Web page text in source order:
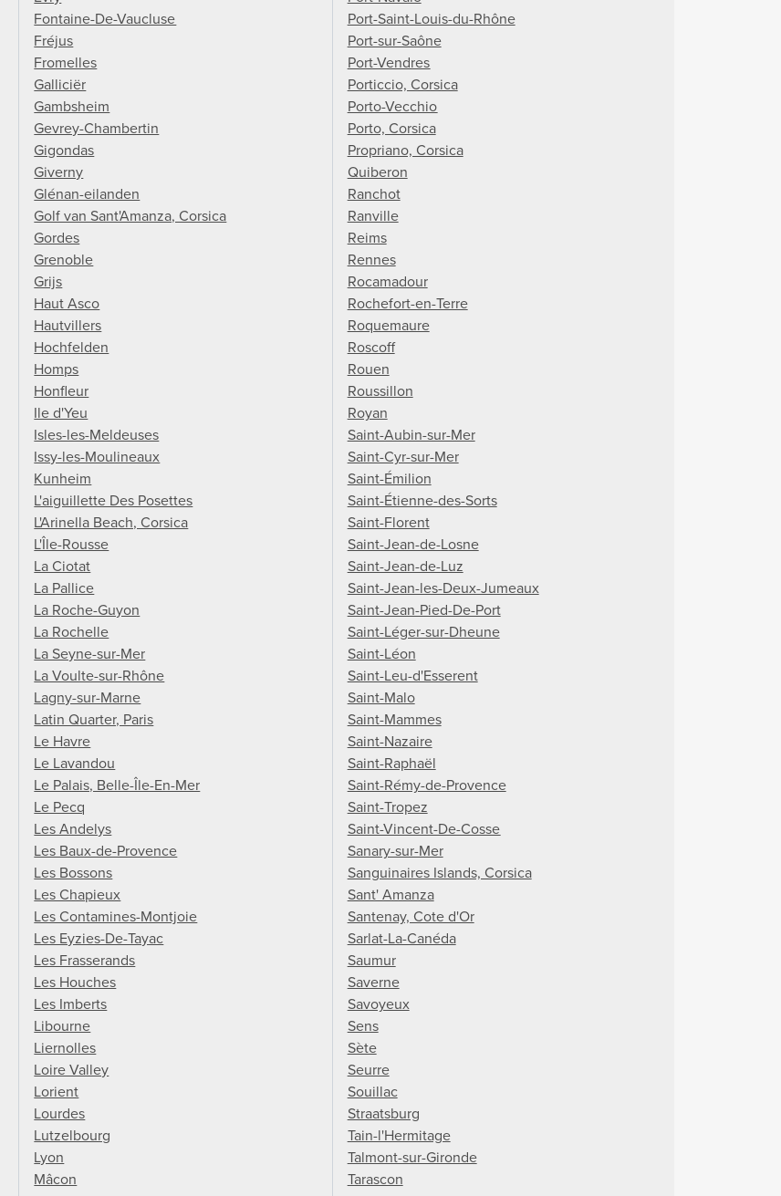
Fontaine-De-Vaucluse
Fréjus
Fromelles
Galliciër
Gambsheim
Gevrey-Chambertin
Gigondas
Giverny
Glénan-eilanden
Golf van Sant'Amanza, Corsica
Gordes
Grenoble
Grijs
Haut Asco
Hautvillers
Hochfelden
Homps
Honfleur
Ile d'Yeu
Isles-les-Meldeuses
Issy-les-Moulineaux
Kunheim
L'aiguillette Des Posettes
L'Arinella Beach, Corsica
L'Île-Rousse
La Ciotat
La Pallice
La Roche-Guyon
La Rochelle
La Seyne-sur-Mer
La Voulte-sur-Rhône
Lagny-sur-Marne
Latin Quarter, Paris
Le Havre
Le Lavandou
Le Palais, Belle-Île-En-Mer
Le Pecq
Les Andelys
Les Baux-de-Provence
Les Bossons
Les Chapieux
Les Contamines-Montjoie
Les Eyzies-De-Tayac
Les Frasserands
Les Houches
Les Imberts
Libourne
Liernolles
Loire Valley
Lorient
Lourdes
Lutzelbourg
Lyon
Mâcon
Port-Saint-Louis-du-Rhône
Port-sur-Saône
Port-Vendres
Porticcio, Corsica
Porto-Vecchio
Porto, Corsica
Propriano, Corsica
Quiberon
Ranchot
Ranville
Reims
Rennes
Rocamadour
Rochefort-en-Terre
Roquemaure
Roscoff
Rouen
Roussillon
Royan
Saint-Aubin-sur-Mer
Saint-Cyr-sur-Mer
Saint-Émilion
Saint-Étienne-des-Sorts
Saint-Florent
Saint-Jean-de-Losne
Saint-Jean-de-Luz
Saint-Jean-les-Deux-Jumeaux
Saint-Jean-Pied-De-Port
Saint-Léger-sur-Dheune
Saint-Léon
Saint-Leu-d'Esserent
Saint-Malo
Saint-Mammes
Saint-Nazaire
Saint-Raphaël
Saint-Rémy-de-Provence
Saint-Tropez
Saint-Vincent-De-Cosse
Sanary-sur-Mer
Sanguinaires Islands, Corsica
Sant' Amanza
Santenay, Cote d'Or
Sarlat-La-Canéda
Saumur
Saverne
Savoyeux
Sens
Sète
Seurre
Souillac
Straatsburg
Tain-l'Hermitage
Talmont-sur-Gironde
Tarascon